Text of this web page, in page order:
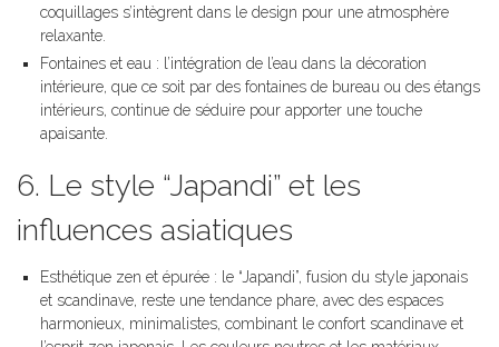
coquillages s’intègrent dans le design pour une atmosphère
relaxante.
Fontaines et eau : l’intégration de l’eau dans la décoration
intérieure, que ce soit par des fontaines de bureau ou des étangs
intérieurs, continue de séduire pour apporter une touche
apaisante.
6. Le style “Japandi” et les
influences asiatiques
Esthétique zen et épurée : le “Japandi”, fusion du style japonais
et scandinave, reste une tendance phare, avec des espaces
harmonieux, minimalistes, combinant le confort scandinave et